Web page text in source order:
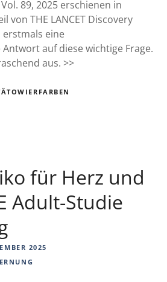
89, 2025 erschienen in
von THE LANCET Discovery
erstmals eine
auf diese wichtige Frage.
aus. >>
für Herz und
Adult-Studie
2025